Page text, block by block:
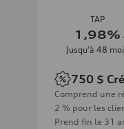
TAP
1,98%
Jusqu’à 48
750 $
Comprend une
2 % pour les
Prend fin le 31